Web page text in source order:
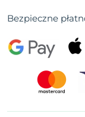
Bezpieczne